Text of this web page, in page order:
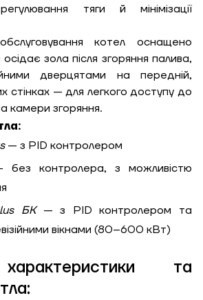
тяги й мінімізації
котел оснащено
зола після згоряння палива,
дверцятами на передній,
стінках — для легкого доступу до
камери згоряння.
— з PID контролером
контролера, з можливістю
БК— з PID контролером та
вікнами (80–600 кВт)
та